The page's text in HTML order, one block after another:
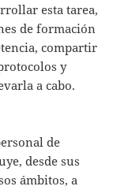
esta tarea,
de formación
compartir
y
a cabo.
de
desde sus
ámbitos, a